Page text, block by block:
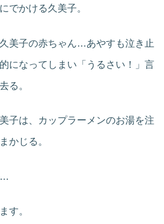
でかける久美子。
美子の赤ちゃん…あやすも泣き止
になってしまい「うるさい！」言
る。
子は、カップラーメンのお湯を注
かじる。
…
す。